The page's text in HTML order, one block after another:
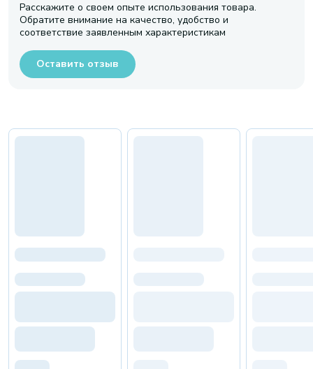
Расскажите о своем опыте использования товара.
Обратите внимание на качество, удобство и
соответствие заявленным характеристикам
Оставить отзыв